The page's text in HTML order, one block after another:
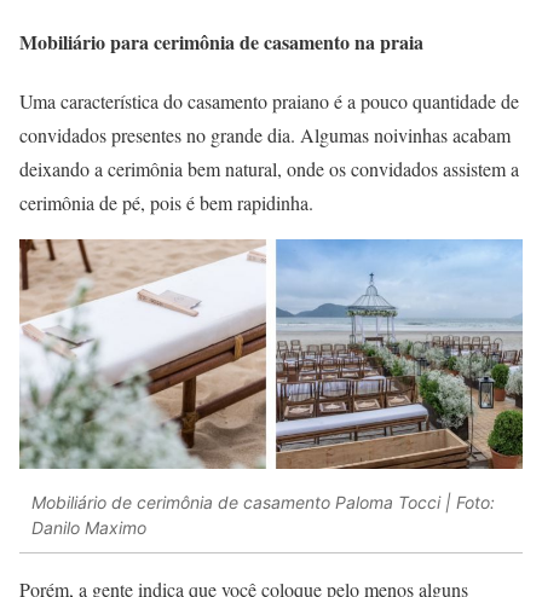
Mobiliário para cerimônia de casamento na praia
Uma característica do casamento praiano é a pouco quantidade de
convidados presentes no grande dia. Algumas noivinhas acabam
deixando a cerimônia bem natural, onde os convidados assistem a
cerimônia de pé, pois é bem rapidinha.
Mobiliário de cerimônia de casamento Paloma Tocci | Foto:
Danilo Maximo
Porém, a gente indica que você coloque pelo menos alguns